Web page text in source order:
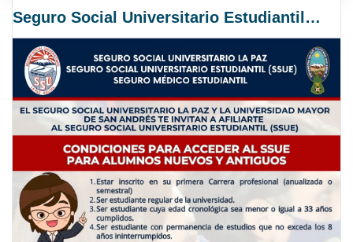
Seguro Social Universitario Estudiantil SSUE